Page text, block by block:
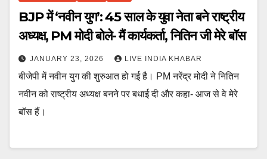
BJP में ‘नवीन युग’: 45 साल के युवा नेता बने राष्ट्रीय
अध्यक्ष, PM मोदी बोले- मैं कार्यकर्ता, नितिन जी मेरे बॉस
JANUARY 23, 2026 LIVE INDIA KHABAR
बीजेपी में नवीन युग की शुरुआत हो गई है। PM नरेंद्र मोदी ने नितिन
नवीन को राष्ट्रीय अध्यक्ष बनने पर बधाई दी और कहा- आज से वे मेरे
बॉस हैं।